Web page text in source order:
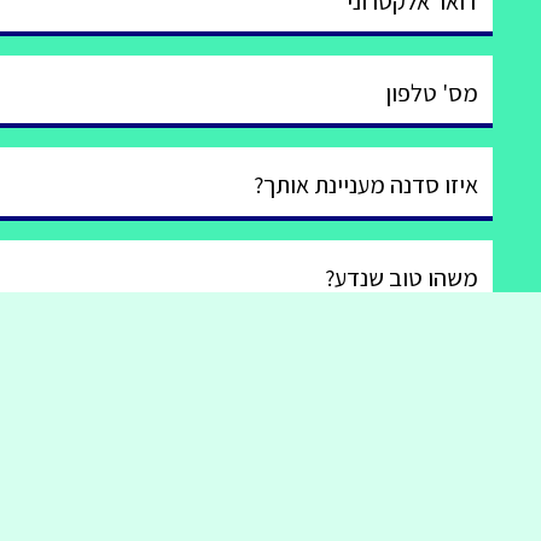
מס' טלפון
איזו סדנה מעניינת אותך?
משהו טוב שנדע?